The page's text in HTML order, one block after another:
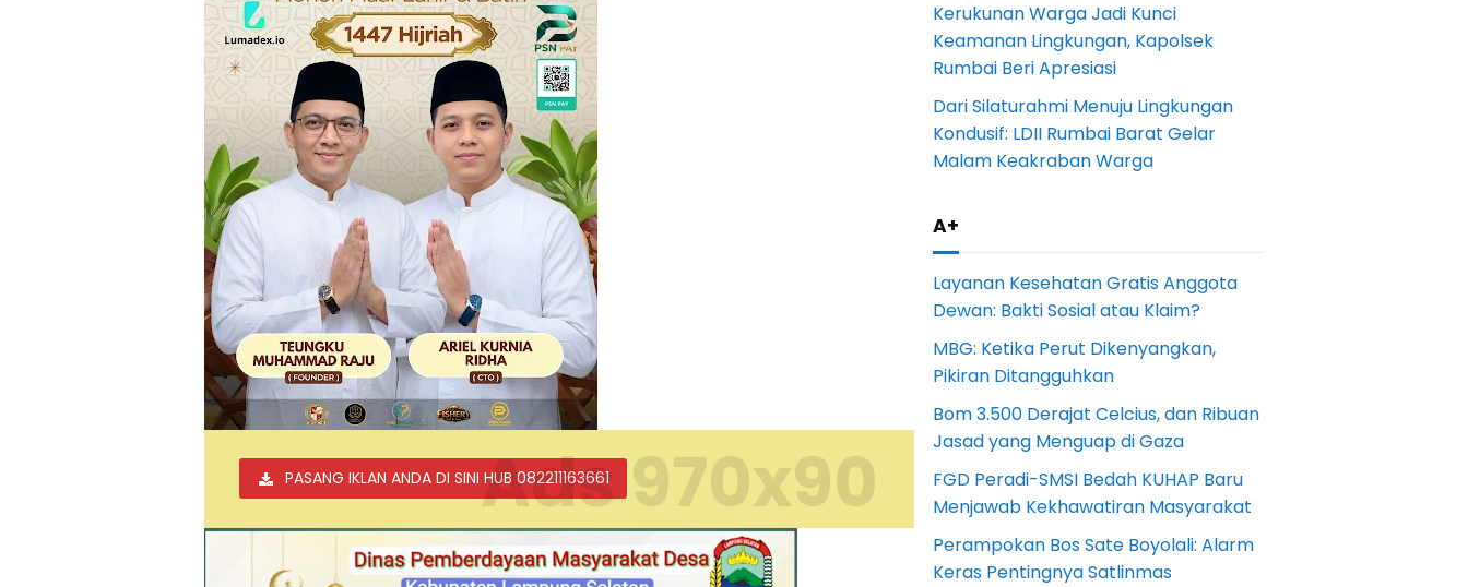
PASANG IKLAN ANDA DI SINI HUB 082211163661Ads 970x90
Kerukunan Warga Jadi Kunci
Keamanan Lingkungan, Kapolsek
Rumbai Beri Apresiasi
Dari Silaturahmi Menuju Lingkungan
Kondusif: LDII Rumbai Barat Gelar
Malam Keakraban Warga
A+
Layanan Kesehatan Gratis Anggota
Dewan: Bakti Sosial atau Klaim?
MBG: Ketika Perut Dikenyangkan,
Pikiran Ditangguhkan
Bom 3.500 Derajat Celcius, dan Ribuan
Jasad yang Menguap di Gaza
FGD Peradi-SMSI Bedah KUHAP Baru
Menjawab Kekhawatiran Masyarakat
Perampokan Bos Sate Boyolali: Alarm
Keras Pentingnya Satlinmas